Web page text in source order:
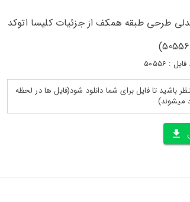
طرحی طبقه همکف از جزئیات کلیسا اتوکد
50556
روی دانلود کلیک کنید 5 تا 10 ثانیه منتظر باشید تا فایل برای شما دانلود شود(فایل ها در لحظه
میشوند)